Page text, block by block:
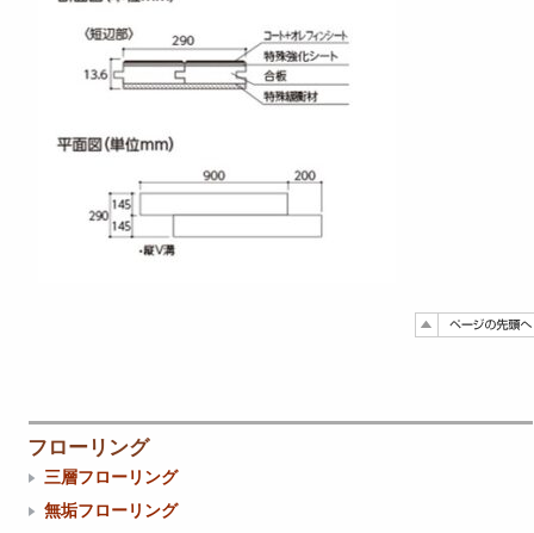
フローリング
三層フローリング
無垢フローリング